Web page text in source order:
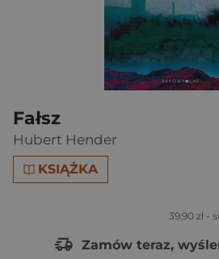
Fałsz
Hubert Hender
KSIĄŻKA
39,90 zł -
Zamów teraz,